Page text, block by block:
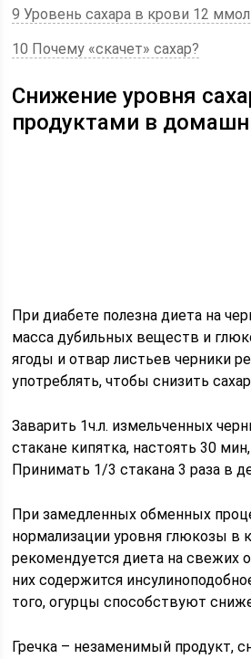
9 Уровень сахара в крови 12
10 Почему «скачет» сахар?
Снижение уровня
продуктами в
При диабете полезна диета на
масса дубильных веществ и
ягоды и отвар листьев черники
употреблять, чтобы снизить
Заварить 1ч.л. измельченных
стакане кипятка, настоять 30
Принимать 1/3 стакана 3 раза в
При замедленных обменных
нормализации уровня глюкозы в
рекомендуется диета на свежих
них содержится
того, огурцы способствуют
Гречка – незаменимый продукт,